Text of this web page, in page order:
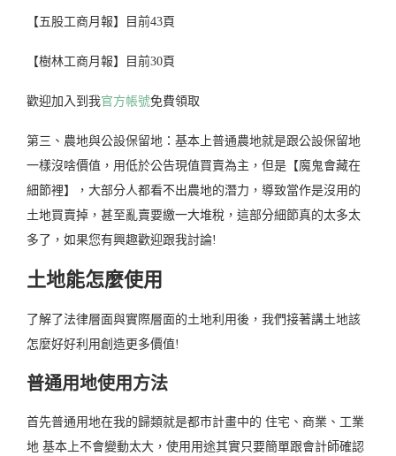
【五股工商月報】目前43頁
【樹林工商月報】目前30頁
歡迎加入到我官方帳號免費領取
第三、農地與公設保留地：基本上普通農地就是跟公設保留地
一樣沒啥價值，用低於公告現值買賣為主，但是【魔鬼會藏在
細節裡】，大部分人都看不出農地的潛力，導致當作是沒用的
土地買賣掉，甚至亂賣要繳一大堆稅，這部分細節真的太多太
多了，如果您有興趣歡迎跟我討論!
土地能怎麼使用
了解了法律層面與實際層面的土地利用後，我們接著講土地該
怎麼好好利用創造更多價值!
普通用地使用方法
首先普通用地在我的歸類就是都市計畫中的 住宅、商業、工業
地 基本上不會變動太大，使用用途其實只要簡單跟會計師確認